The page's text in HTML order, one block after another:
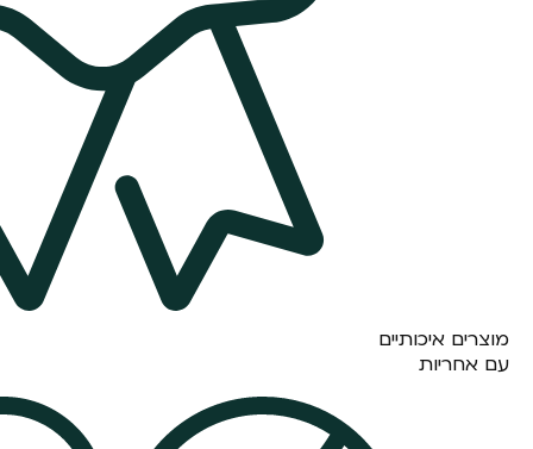
מוצרים איכותיים
עם אחריות